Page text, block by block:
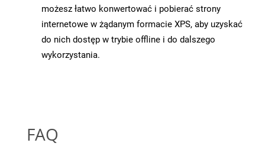
możesz łatwo konwertować i pobierać strony
internetowe w żądanym formacie XPS, aby uzyskać
do nich dostęp w trybie offline i do dalszego
wykorzystania.
FAQ